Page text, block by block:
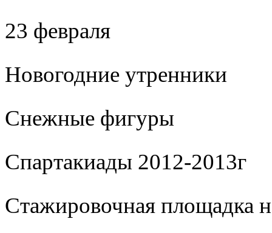
23 февраля
Новогодние утренники
Cнежные фигуры
Спартакиады 2012-2013г
Стажировочная